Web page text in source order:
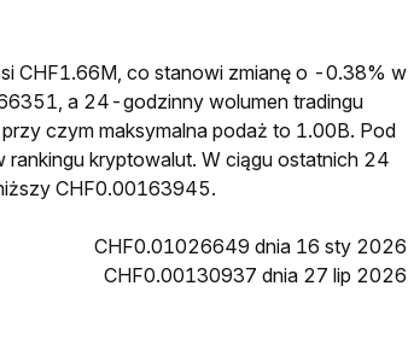
CHF1.66M, co stanowi zmianę o -0.38% w
a 24-godzinny wolumen tradingu
czym maksymalna podaż to 1.00B. Pod
kryptowalut. W ciągu ostatnich 24
CHF0.00163945.
CHF0.01026649 dnia 16 sty 2026
CHF0.00130937 dnia 27 lip 2026